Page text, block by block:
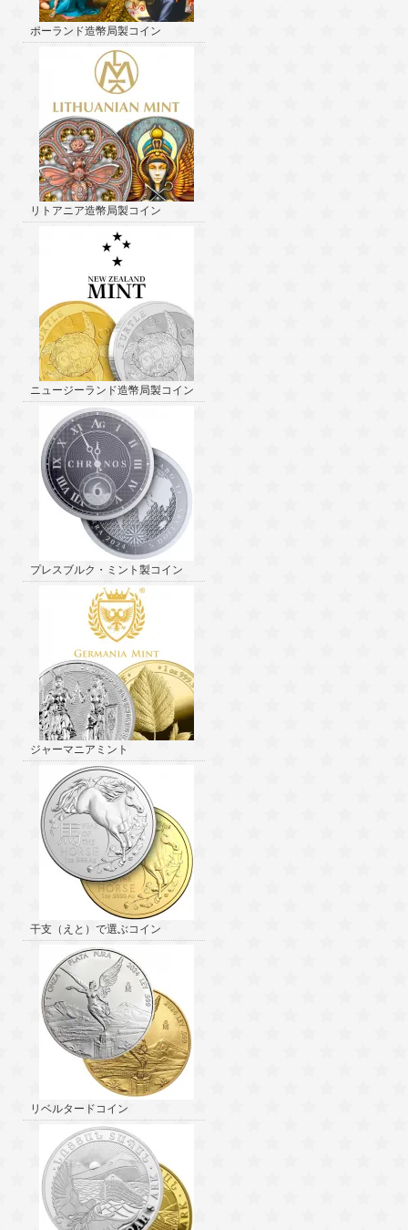
ポーランド造幣局製コイン
リトアニア造幣局製コイン
ニュージーランド造幣局製コイン
プレスブルク・ミント製コイン
ジャーマニアミント
干支（えと）で選ぶコイン
リベルタードコイン